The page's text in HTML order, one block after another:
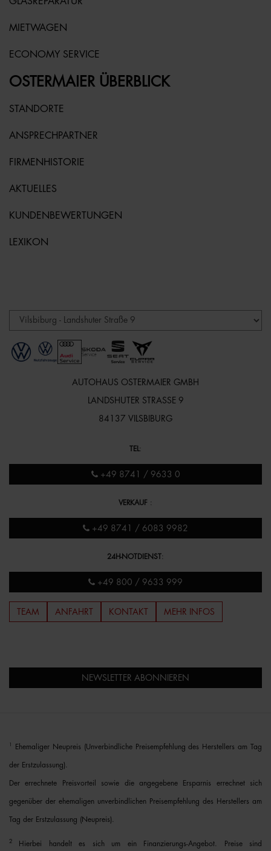
MIETWAGEN
ECONOMY SERVICE
OSTERMAIER ÜBERBLICK
STANDORTE
ANSPRECHPARTNER
FIRMENHISTORIE
AKTUELLES
KUNDENBEWERTUNGEN
LEXIKON
AUTOHAUS OSTERMAIER GMBH
LANDSHUTER STRASSE 9
84137 VILSBIBURG
TEL :
+49 8741 / 9633 0
VERKAUF :
+49 8741 / 6083 9982
24H-NOTDIENST:
+49 800 / 9633 999
TEAM ANFAHRT KONTAKT MEHR INFOS
NEWSLETTER ABONNIEREN
Ehemaliger Neupreis (Unverbindliche Preisempfehlung des Herstellers am Tag
der Erstzulassung).
Der errechnete Preisvorteil sowie die angegebene Ersparnis errechnet sich
gegenüber der ehemaligen unverbindlichen Preisempfehlung des Herstellers am
Tag der Erstzulassung (Neupreis).
2 Hierbei handelt es sich um ein Finanzierungs-Angebot. Preise sind